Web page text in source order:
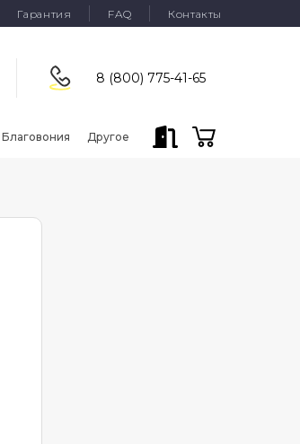
Гарантия FAQ Контакты
8 (800) 775-41-65
Благовония Другое